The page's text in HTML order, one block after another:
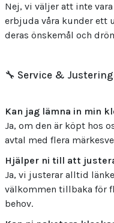
Nej, vi väljer att inte
erbjuda våra kunder ett
deras önskemål och
🔧 Service &
Kan jag lämna in min
Ja, om den är köpt hos
avtal med flera
Hjälper ni till att
Ja, vi justerar alltid
välkommen tillbaka för
behov.